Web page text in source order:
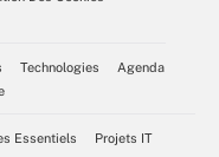
Technologies
Agenda
Essentiels Projets IT